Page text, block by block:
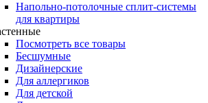
Напольно-потолочные сплит-системы
для квартиры
Посмотреть все товары
Бесшумные
Дизайнерские
Для аллергиков
Для детской